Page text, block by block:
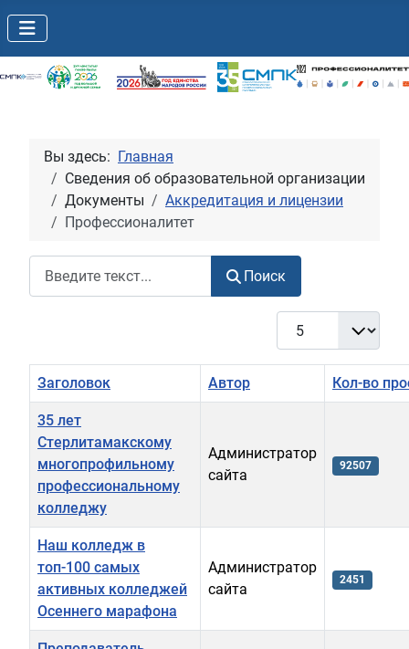
Вы здесь: Главная
Сведения об образовательной организации
Документы
Аккредитация и лицензии
Профессионалитет
Поиск
Кол-во строк:
Заголовок Автор Кол-во
35 лет
Стерлитамакскому
многопрофильному
профессиональному
колледжу
Администратор
сайта
92507
Наш колледж в
топ-100 самых
активных колледжей
Осеннего марафона
Администратор
сайта
2451